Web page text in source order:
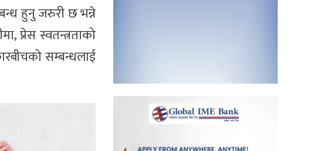
हुनु जरुरी छ भन्ने
प्रेस स्वतन्त्रताको
सम्बन्धलाई